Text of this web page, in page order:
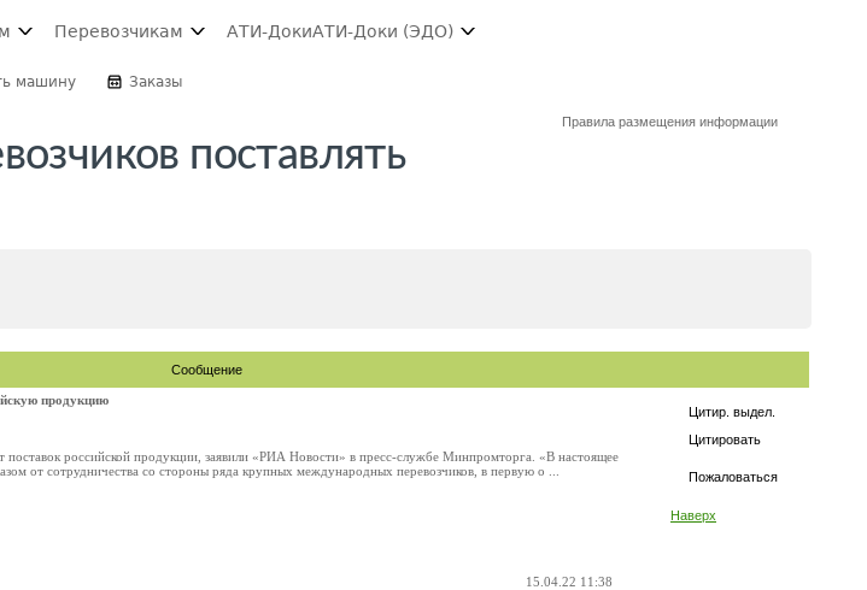
Перевозчикам АТИ-ДокиАТИ-Доки (ЭДО)
машину Заказы
Правила размещения информации
поставлять
Сообщение
Цитир. выдел.
Цитировать
Пожаловаться
Наверх
продукцию
российской продукции, заявили «РИА Новости» в пресс-службе Минпромторга. «В настоящее
от сотрудничества со стороны ряда крупных международных перевозчиков, в первую о ...
15.04.22 11:38